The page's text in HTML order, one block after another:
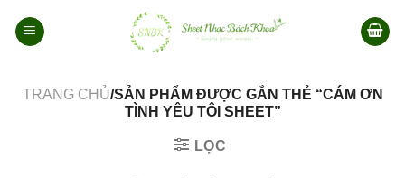
qua
TRANG CHỦ/SẢN PHẨM ĐƯỢC GẮN THẺ “CÁM ƠN
TÌNH YÊU TÔI SHEET”
LỌC